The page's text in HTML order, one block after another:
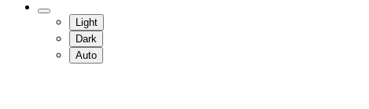
Light
Dark
Auto